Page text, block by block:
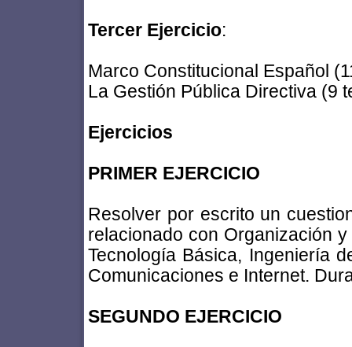
Tercer Ejercicio:
Marco Constitucional Español
La Gestión Pública Directiva (9
Ejercicios
PRIMER EJERCICIO
Resolver por escrito un
relacionado con Organización
Tecnología Básica, Ingeniería
Comunicaciones e Internet.
SEGUNDO EJERCICIO